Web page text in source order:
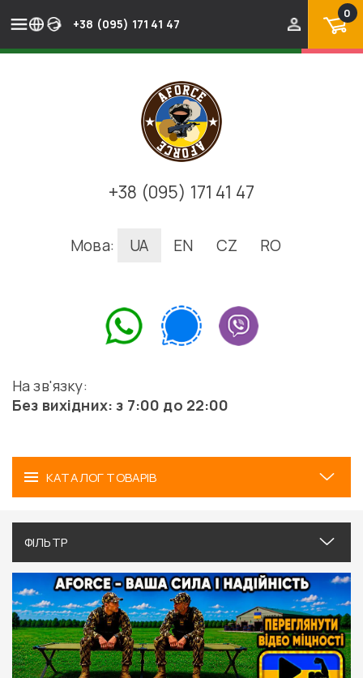
+38 (095) 171 41 47
0
+38 (095) 171 41 47
Мова: UA EN CZ RO
На зв'язку:
Без вихідних: з 7:00 до 22:00
КАТАЛОГ ТОВАРІВ
ФІЛЬТР